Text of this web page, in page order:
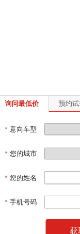
询问最低价 预约
* 意向车型
* 您的城市
* 您的姓名
* 手机号码
获